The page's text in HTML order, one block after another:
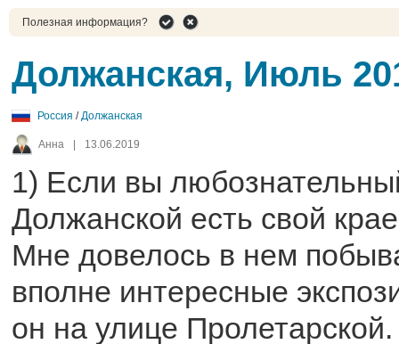
Полезная информация?
Должанская, Июль
Россия /Должанская
Анна 13.06.2019
1) Если вы
Должанской есть свой
Мне довелось в нем
вполне интересные
он на улице